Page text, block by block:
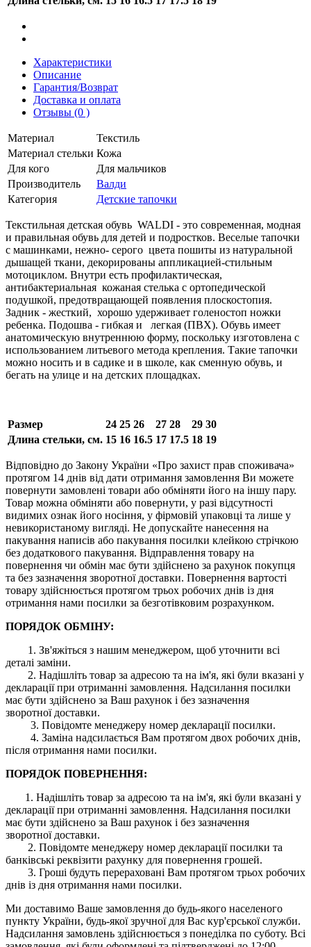
Характеристики
Описание
Гарантия/Возврат
Доставка и оплата
Отзывы (0 )
Материал
Текстиль
Материал стельки Кожа
Для кого
Для мальчиков
Производитель
Валди
Категория
Детские тапочки
Текстильная детская обувь WALDI - это современная, модная
и правильная обувь для детей и подростков. Веселые тапочки
с машинками, нежно- серого цвета пошиты из натуральной
дышащей ткани, декорированы аппликацией-стильным
мотоциклом. Внутри есть профилактическая,
антибактериальная кожаная стелька с ортопедической
подушкой, предотвращающей появления плоскостопия.
Задник - жесткий, хорошо удерживает голеностоп ножки
ребенка. Подошва - гибкая и легкая (ПВХ). Обувь имеет
анатомическую внутреннюю форму, поскольку изготовлена с
использованием литьевого метода крепления. Такие тапочки
можно носить и в садике и в школе, как сменную обувь, и
бегать на улице и на детских площадках.
Размер 24 25 26 27 28 29 30
Длина стельки, см. 15 16 16.5 17 17.5 18 19
Відповідно до Закону України «Про захист прав споживача»
протягом 14 днів від дати отримання замовлення Ви можете
повернути замовлені товари або обміняти його на іншу пару.
Товар можна обміняти або повернути, у разі відсутності
видимих ​​ознак його носіння, у фірмовій упаковці та лише у
невикористаному вигляді. Не допускайте нанесення на
пакування написів або пакування посилки клейкою стрічкою
без додаткового пакування. Відправлення товару на
повернення чи обмін має бути здійснено за рахунок покупця
та без зазначення зворотної доставки. Повернення вартості
товару здійснюється протягом трьох робочих днів із дня
отримання нами посилки за безготівковим розрахунком.
ПОРЯДОК ОБМІНУ:
1. Зв'яжіться з нашим менеджером, щоб уточнити всі
деталі заміни.
2. Надішліть товар за адресою та на ім'я, які були вказані у
декларації при отриманні замовлення. Надсилання посилки
має бути здійснено за Ваш рахунок і без зазначення
зворотної доставки.
3. Повідомте менеджеру номер декларації посилки.
4. Заміна надсилається Вам протягом двох робочих днів,
після отримання нами посилки.
ПОРЯДОК ПОВЕРНЕННЯ:
1. Надішліть товар за адресою та на ім'я, які були вказані у
декларації при отриманні замовлення. Надсилання посилки
має бути здійснено за Ваш рахунок і без зазначення
зворотної доставки.
2. Повідомте менеджеру номер декларації посилки та
банківські реквізити рахунку для повернення грошей.
3. Гроші будуть перераховані Вам протягом трьох робочих
днів із дня отримання нами посилки.
Ми доставимо Ваше замовлення до будь-якого населеного
пункту України, будь-якої зручної для Вас кур'єрської служби.
Надсилання замовлень здійснюється з понеділка по суботу. Всі